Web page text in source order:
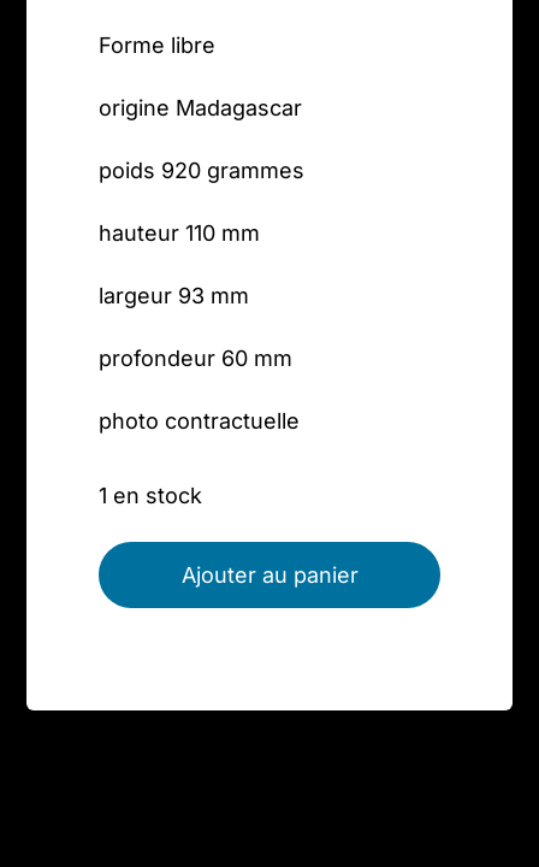
Forme libre
origine Madagascar
poids 920 grammes
hauteur 110 mm
largeur 93 mm
profondeur 60 mm
photo contractuelle
1 en stock
Ajouter au panier